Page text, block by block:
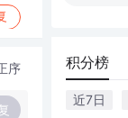
序 积分榜
近7日